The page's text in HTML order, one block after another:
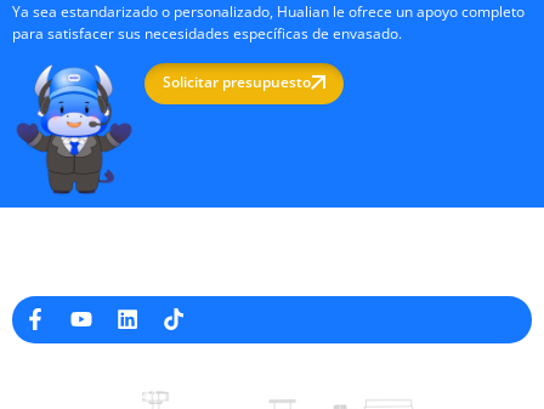
Ya sea estandarizado o personalizado, Hualian le ofrece un apoyo completo
para satisfacer sus necesidades específicas de envasado.
Solicitar presupuesto
+8613738733841